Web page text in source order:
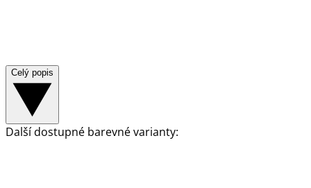
Celý popis
Další dostupné barevné varianty: